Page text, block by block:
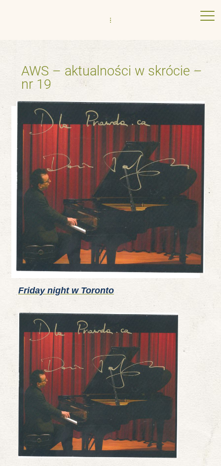
AWS – aktualności w skrócie –
nr 19
Friday night w Toronto